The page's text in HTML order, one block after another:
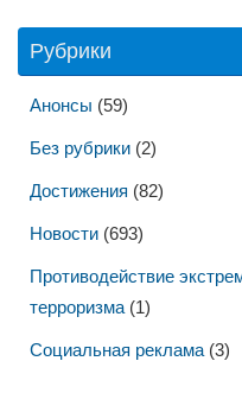
Рубрики
Анонсы (59)
Без рубрики (2)
Достижения (82)
Новости (693)
Противодействие
терроризма (1)
Социальная реклама (3)